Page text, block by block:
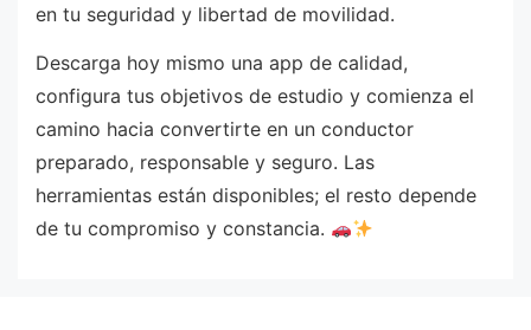
en tu seguridad y libertad de movilidad.
Descarga hoy mismo una app de calidad,
configura tus objetivos de estudio y comienza el
camino hacia convertirte en un conductor
preparado, responsable y seguro. Las
herramientas están disponibles; el resto depende
de tu compromiso y constancia.